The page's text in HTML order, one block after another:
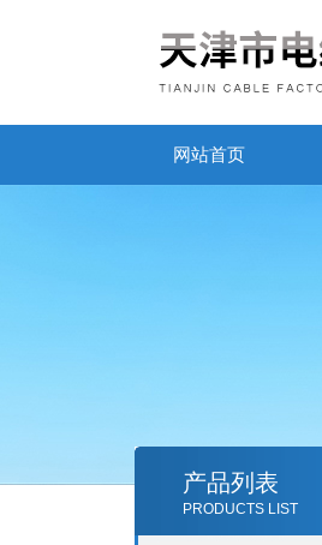
网站首页
产品列表
PRODUCTS LIST